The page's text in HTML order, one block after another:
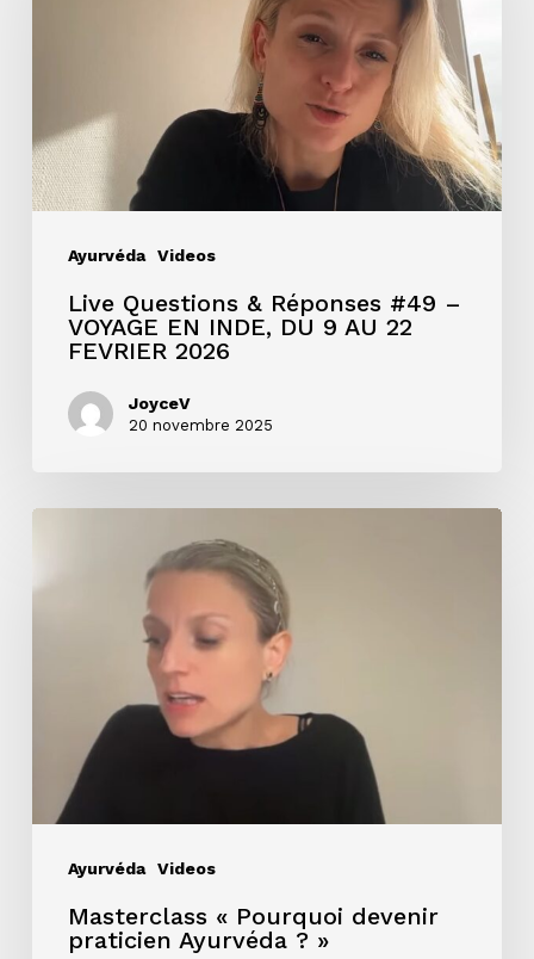
Ayurvéda Videos
VOYAGE
EN
INDE,
FEVRIER
Live Questions & Réponses #49 –
VOYAGE EN INDE, DU 9 AU 22
FEVRIER 2026
JoyceV
20 novembre 2025
Ayurvéda Videos
Masterclass « Pourquoi devenir
praticien Ayurvéda ? »